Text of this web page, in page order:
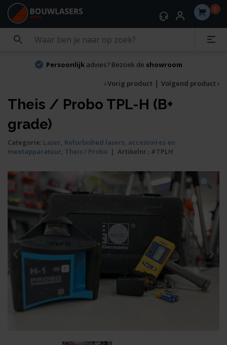
0
Persoonlijkadvies? Bezoek de showroom
‹ Vorig product | Volgend product ›
Theis / Probo TPL-H (B+
grade)
Categorie: Laser, Refurbished lasers, accessoires en
meetapparatuur, Theis / Probo | Artikelnr.: #TPLH